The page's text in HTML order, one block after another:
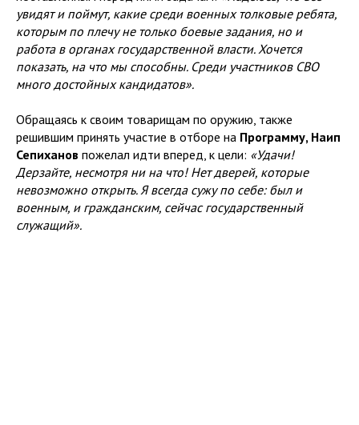
увидят и поймут, какие среди военных толковые ребята,
которым по плечу не только боевые задания, но и
работа в органах государственной власти. Хочется
показать, на что мы способны. Среди участников СВО
много достойных кандидатов».
Обращаясь к своим товарищам по оружию, также
решившим принять участие в отборе на Программу, Наип
Сепиханов пожелал идти вперед, к цели: «Удачи!
Дерзайте, несмотря ни на что! Нет дверей, которые
невозможно открыть. Я всегда сужу по себе: был и
военным, и гражданским, сейчас государственный
служащий».